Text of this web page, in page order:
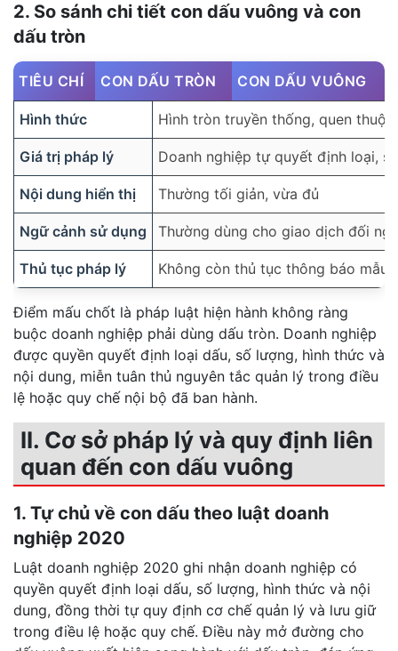
2. So sánh chi tiết con dấu vuông và con
dấu tròn
TIÊU CHÍ CON DẤU TRÒN CON DẤU VUÔNG
Hình thức Hình tròn truyền thống, quen
Giá trị pháp lý Doanh nghiệp tự quyết định loại,
Nội dung hiển thị Thường tối giản, vừa đủ
Ngữ cảnh sử dụng Thường dùng cho giao dịch đối
Thủ tục pháp lý Không còn thủ tục thông báo mẫu
Điểm mấu chốt là pháp luật hiện hành không ràng
buộc doanh nghiệp phải dùng dấu tròn. Doanh nghiệp
được quyền quyết định loại dấu, số lượng, hình thức và
nội dung, miễn tuân thủ nguyên tắc quản lý trong điều
lệ hoặc quy chế nội bộ đã ban hành.
II. Cơ sở pháp lý và quy định liên
quan đến con dấu vuông
1. Tự chủ về con dấu theo luật doanh
nghiệp 2020
Luật doanh nghiệp 2020 ghi nhận doanh nghiệp có
quyền quyết định loại dấu, số lượng, hình thức và nội
dung, đồng thời tự quy định cơ chế quản lý và lưu giữ
trong điều lệ hoặc quy chế. Điều này mở đường cho